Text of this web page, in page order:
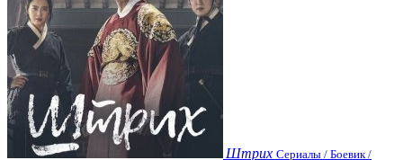
Штрих Сериалы / Боевик /